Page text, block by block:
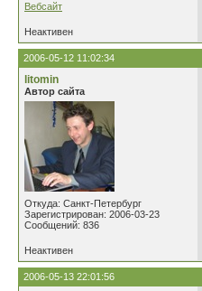
Вебсайт
Неактивен
2006-05-12 11:02:34
litomin
Автор сайта
Откуда: Санкт-Петербург
Зарегистрирован: 2006-03-23
Сообщений: 836
Неактивен
2006-05-13 22:01:56